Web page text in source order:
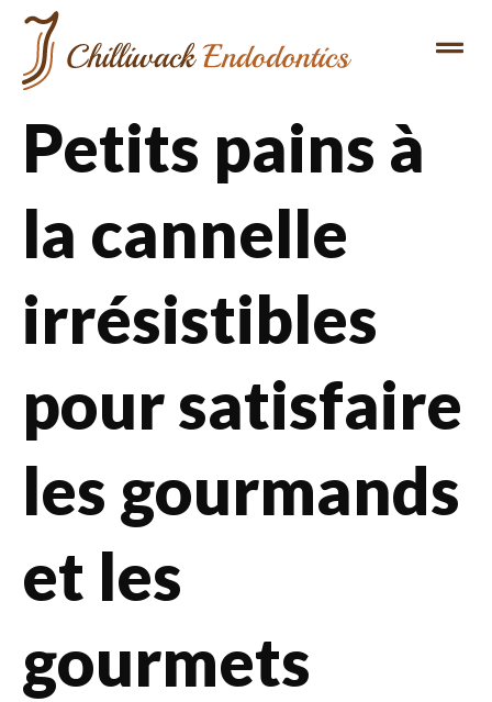
Petits pains à
la cannelle
irrésistibles
pour satisfaire
les gourmands
et les
gourmets